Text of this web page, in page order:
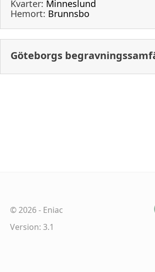
Kvarter: Minneslund
Hemort: Brunnsbo
Göteborgs
©2026- Eniac
Version: 3.1